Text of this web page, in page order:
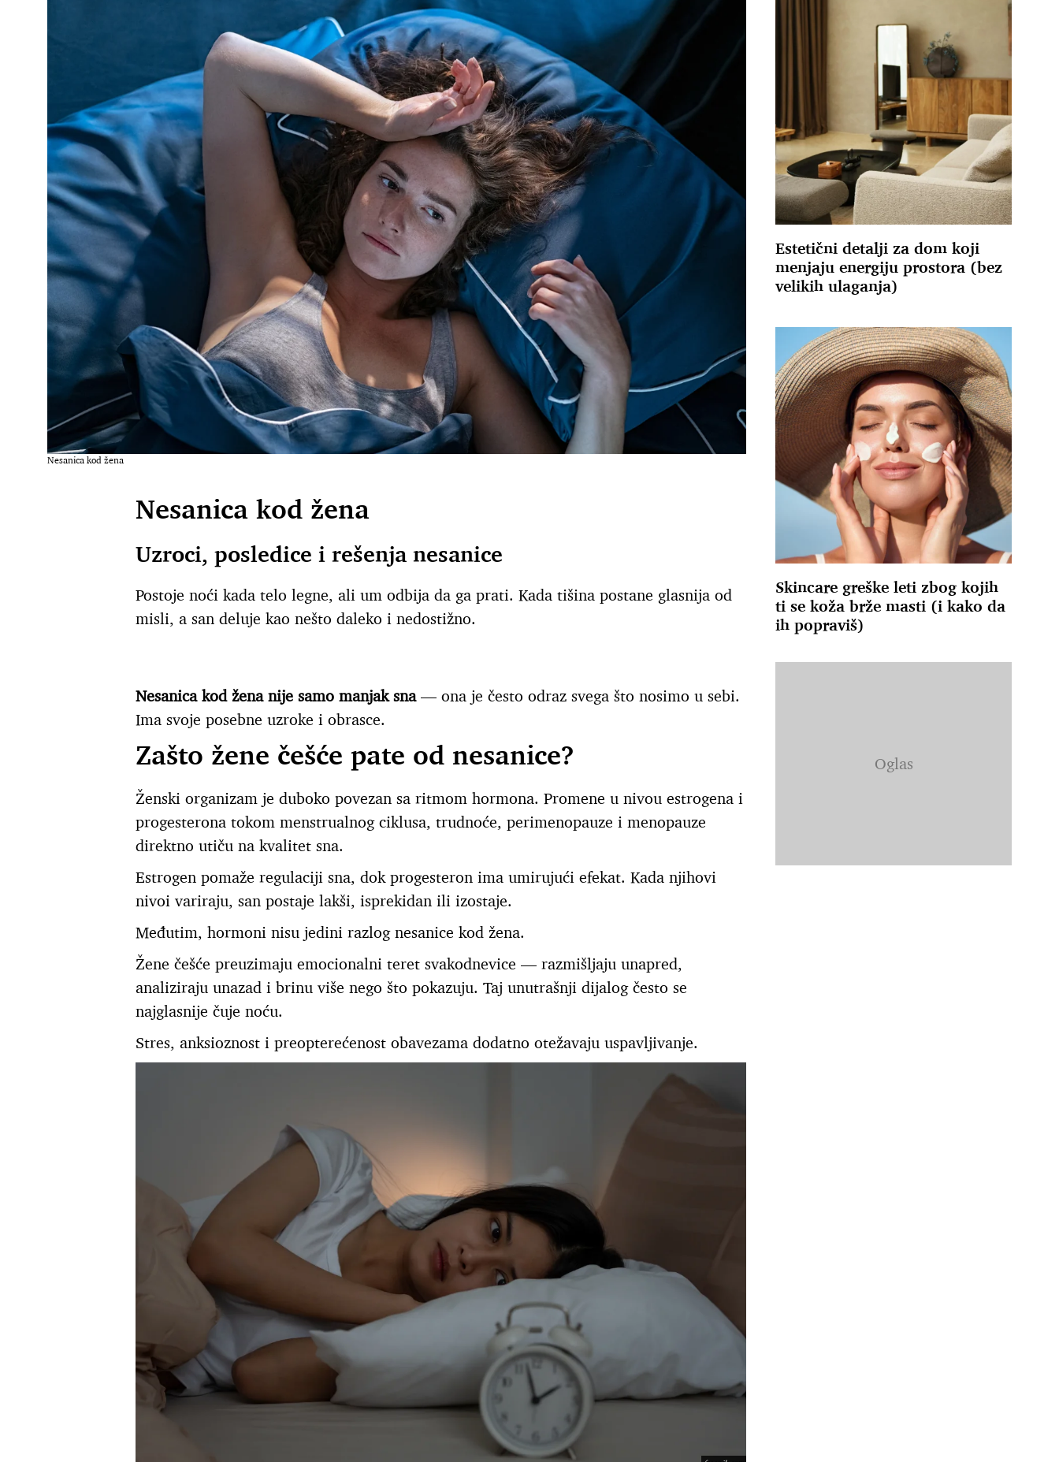
Nesanica kod žena
Nesanica kod žena
Uzroci, posledice i rešenja nesanice
Postoje noći kada telo legne, ali um odbija da ga prati. Kada tišina postane glasnija od
misli, a san deluje kao nešto daleko i nedostižno.
Nesanica kod žena nije samo manjak sna— ona je često odraz svega što nosimo u sebi.
Ima svoje posebne uzroke i obrasce.
Zašto žene češće pate od nesanice?
Ženski organizam je duboko povezan sa ritmom hormona. Promene u nivou estrogena i
progesterona tokom menstrualnog ciklusa, trudnoće, perimenopauze i menopauze
direktno utiču na kvalitet sna.
Estrogen pomaže regulaciji sna, dok progesteron ima umirujući efekat. Kada njihovi
nivoi variraju, san postaje lakši, isprekidan ili izostaje.
Međutim, hormoni nisu jedini razlog nesanice kod žena.
Žene češće preuzimaju emocionalni teret svakodnevice — razmišljaju unapred,
analiziraju unazad i brinu više nego što pokazuju. Taj unutrašnji dijalog često se
najglasnije čuje noću.
Stres, anksioznost i preopterećenost obavezama dodatno otežavaju uspavljivanje.
Estetični detalji za dom koji
menjaju energiju prostora (bez
velikih ulaganja)
Skincare greške leti zbog kojih
ti se koža brže masti (i kako da
ih popraviš)